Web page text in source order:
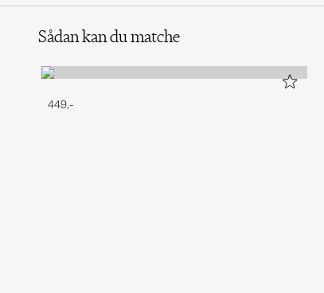
Sådan kan du matche
449,-